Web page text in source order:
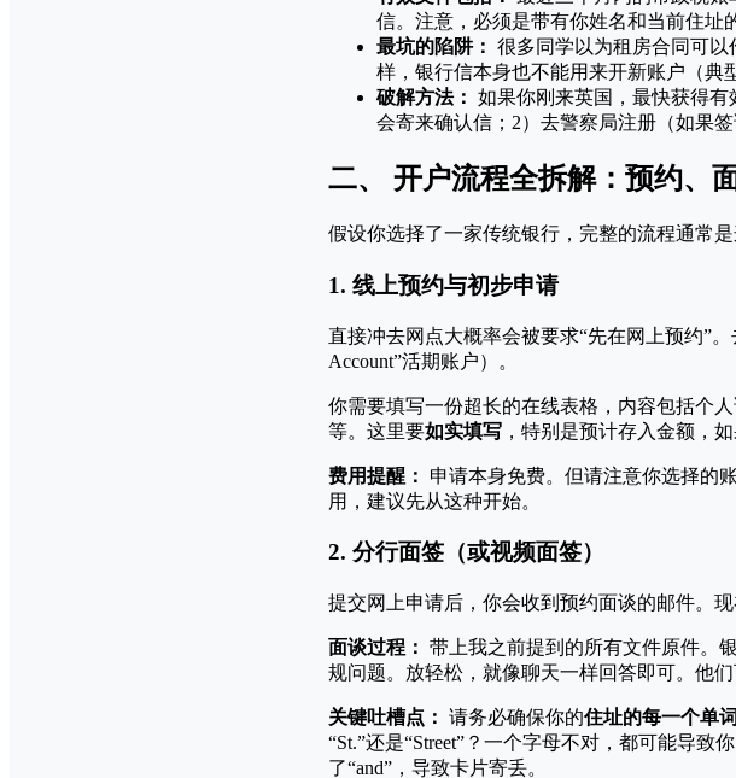
信。注意，必须是带有你姓名和当前住址
最坑的陷阱： 很多同学以为租房合同可以
样，银行信本身也不能用来开新账户（典
破解方法： 如果你刚来英国，最快获得
会寄来确认信；2）去警察局注册（如果
二、 开户流程全拆解：预约、
假设你选择了一家传统银行，完整的流程通常是
1. 线上预约与初步申请
直接冲去网点大概率会被要求“先在网上预约”
Account”活期账户）。
你需要填写一份超长的在线表格，内容包括个
等。这里要如实填写 ，特别是预计存入金额，
费用提醒：
申请本身免费。但请注意你选择的
用，建议先从这种开始。
2. 分行面签（或视频面签）
提交网上申请后，你会收到预约面谈的邮件。
面谈过程： 带上我之前提到的所有文件原件。
规问题。放轻松，就像聊天一样回答即可。他
关键吐槽点： 请务必确保你的住址的每一个单词
“St.”还是“Street”？一个字母不对，都可能导
了“and”，导致卡片寄丢。